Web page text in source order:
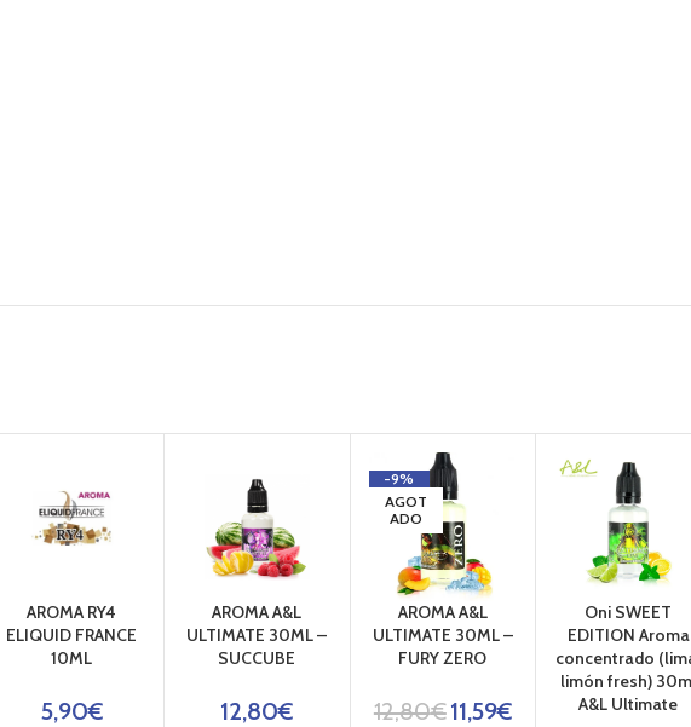
AROMA RY4
ELIQUID FRANCE
10ML
5,90€
AROMA A&L
ULTIMATE 30ML –
SUCCUBE
12,80€
-9%
AGOT
ADO
AROMA A&L
ULTIMATE 30ML –
FURY ZERO
12,80€11,59€
Oni SWEET
EDITION Aroma
concentrado
limón fresh)
A&L Ultimate